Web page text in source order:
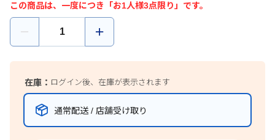
この商品は、一度につき「お1人様3点限り」です。
在庫： ログイン後、在庫が表示されます
通常配送 / 店舗受け取り